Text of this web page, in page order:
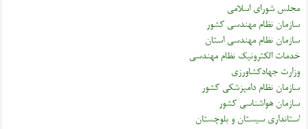
مجلس شورای اسلامی
سازمان نظام مهندسی کشور
سازمان نظام مهندسی استان
خدمات الکترونیک نظام مهندسی
وزارت جهادکشاورزی
سازمان نظام دامپزشکی کشور
سازمان هواشناسی کشور
استانداری سیستان و بلوچستان